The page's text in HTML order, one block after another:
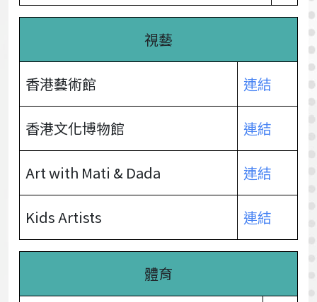
視藝
香港藝術館 連結
香港文化博物館 連結
Art with Mati & Dada 連結
Kids Artists 連結
體育